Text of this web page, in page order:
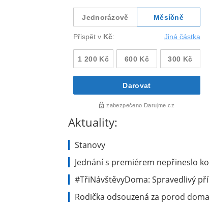
Aktuality:
Stanovy
Jednání s premiérem nepřineslo
#TřiNávštěvyDoma: Spravedlivý
Rodička odsouzená za porod